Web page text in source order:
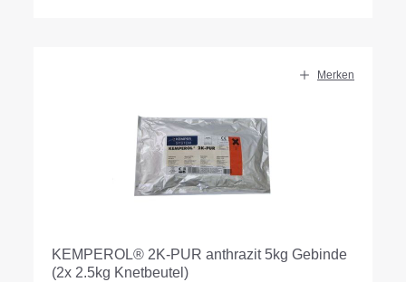
Merken
KEMPEROL® 2K-PUR anthrazit 5kg Gebinde
(2x 2.5kg Knetbeutel)